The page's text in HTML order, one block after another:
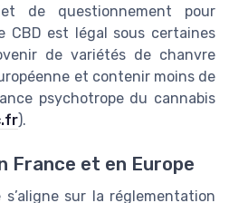
de questionnement pour
CBD est légal sous certaines
de variétés de chanvre
et contenir moins de
psychotrope du cannabis
).
France et en Europe
sur la réglementation